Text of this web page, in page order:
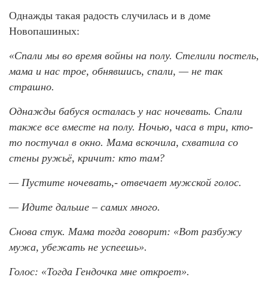
Однажды такая радость случилась и в доме
Новопашиных:
«Спали мы во время войны на полу. Стелили постель,
мама и нас трое, обнявшись, спали, — не так
страшно.
Однажды бабуся осталась у нас ночевать. Спали
также все вместе на полу. Ночью, часа в три, кто-
то постучал в окно. Мама вскочила, схватила со
стены ружьё, кричит: кто там?
— Пустите ночевать,- отвечает мужской голос.
— Идите дальше – самих много.
Снова стук. Мама тогда говорит: «Вот разбужу
мужа, убежать не успеешь».
Голос: «Тогда Гендочка мне откроет».